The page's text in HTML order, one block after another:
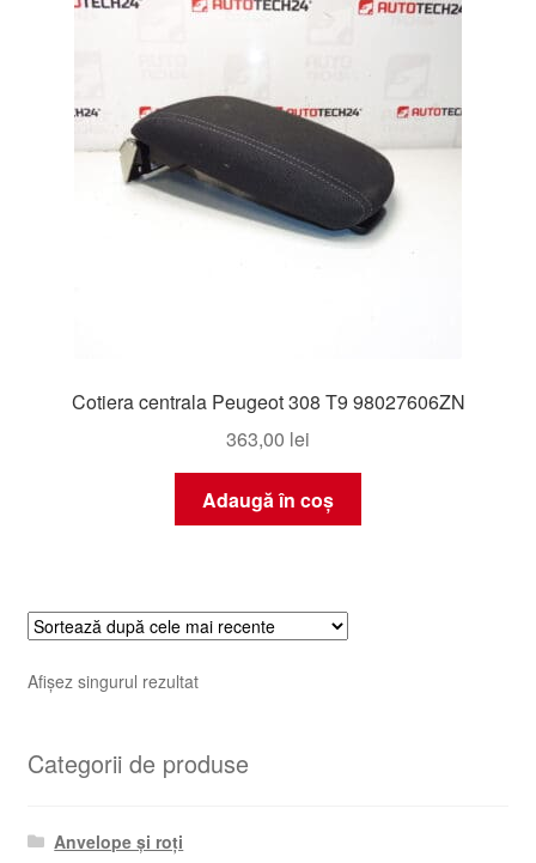
Livrare în toată lumea
Plângere
Termeni si conditii
Cotiera centrala Peugeot 308 T9 98027606ZN
363,00 lei
Adaugă în coș
Afișez singurul rezultat
Categorii de produse
Anvelope și roți